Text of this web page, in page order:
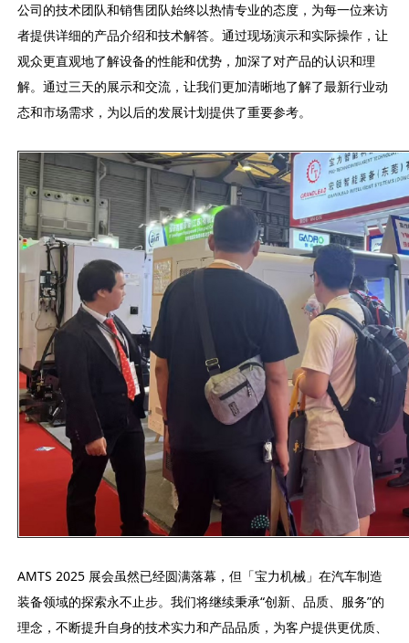
公司的技术团队和销售团队始终以热情专业的态度，为每一位来访
者提供详细的产品介绍和技术解答。通过现场演示和实际操作，让
观众更直观地了解设备的性能和优势，加深了对产品的认识和理
解。通过三天的展示和交流，让我们更加清晰地了解了最新行业动
态和市场需求，为以后的发展计划提供了重要参考。
AMTS 2025 展会虽然已经圆满落幕，但「宝力机械」在汽车制造
装备领域的探索永不止步。我们将继续秉承“创新、品质、服务”的
理念，不断提升自身的技术实力和产品品质，为客户提供更优质、